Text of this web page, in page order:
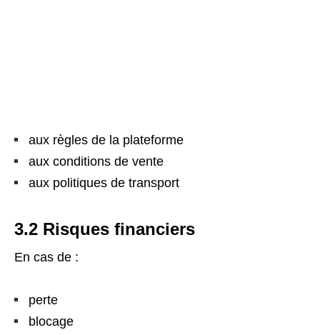
aux règles de la plateforme
aux conditions de vente
aux politiques de transport
3.2 Risques financiers
En cas de :
perte
blocage